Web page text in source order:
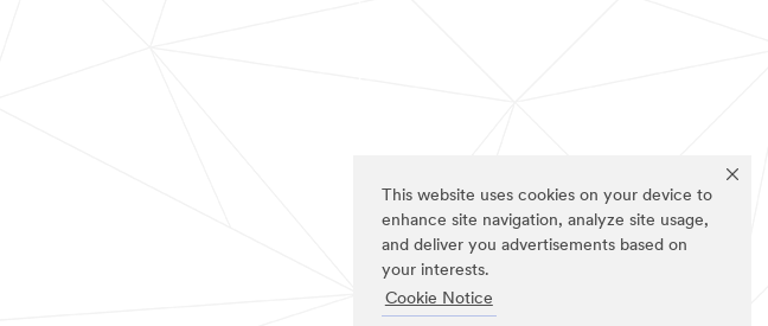
This website uses cookies on your device to
enhance site navigation, analyze site usage,
and deliver you advertisements based on
your interests.
Cookie Notice